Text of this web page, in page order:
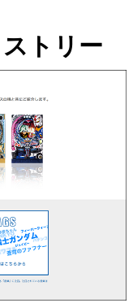
トリー